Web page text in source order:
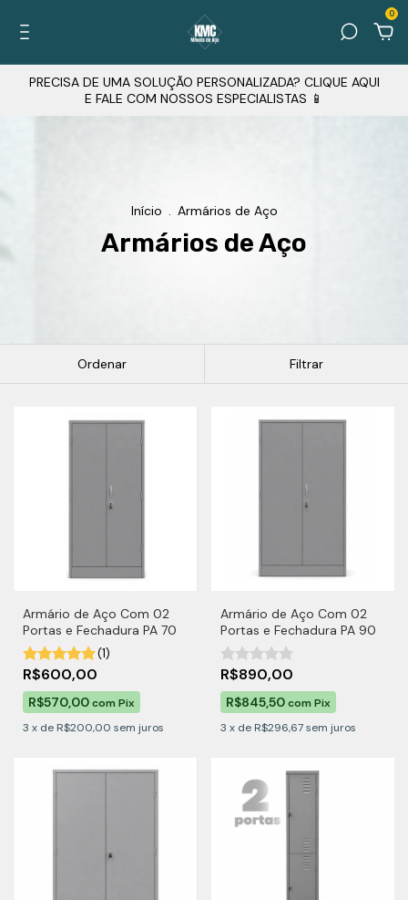
0
PRECISA DE UMA SOLUÇÃO PERSONALIZADA? CLIQUE AQUI
E FALE COM NOSSOS ESPECIALISTAS 📱
Início Armários de Aço
Armários de Aço
Ordenar Filtrar
Armário de Aço Com 02
Portas e Fechadura PA 70
(1)
R$600,00
R$570,00comPix
3 x de R$200,00 sem juros
Armário de Aço Com 02
Portas e Fechadura PA 90
R$890,00
R$845,50com Pix
3 x de R$296,67 sem juros